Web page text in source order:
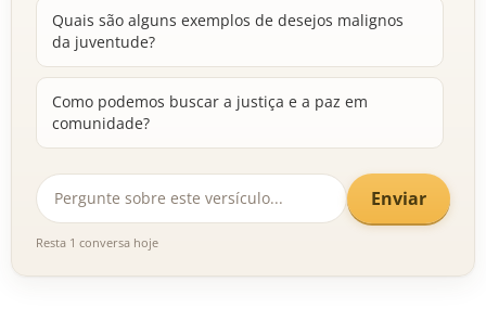
Quais são alguns exemplos de desejos malignos
da juventude?
Como podemos buscar a justiça e a paz em
comunidade?
Enviar
Resta 1 conversa hoje